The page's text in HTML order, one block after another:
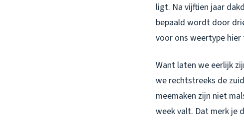
ligt. Na vijftien jaar
bepaald wordt door
voor ons weertype hier
Want laten we eerlijk
we rechtstreeks de
meemaken zijn niet
week valt. Dat merk je